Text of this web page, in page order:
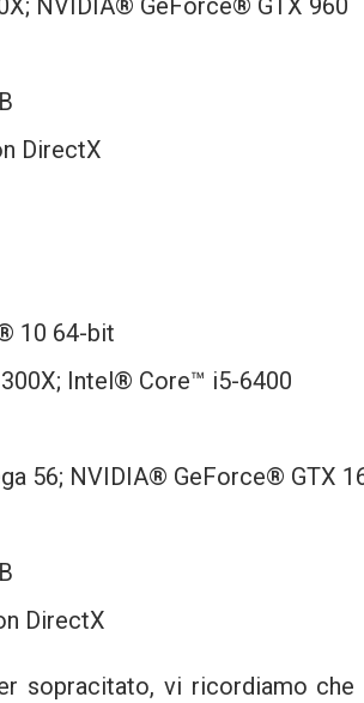
NVIDIA® GeForce® GTX 960
DirectX
10 64-bit
Intel® Core™ i5-6400
56; NVIDIA® GeForce® GTX
DirectX
sopracitato, vi ricordiamo che